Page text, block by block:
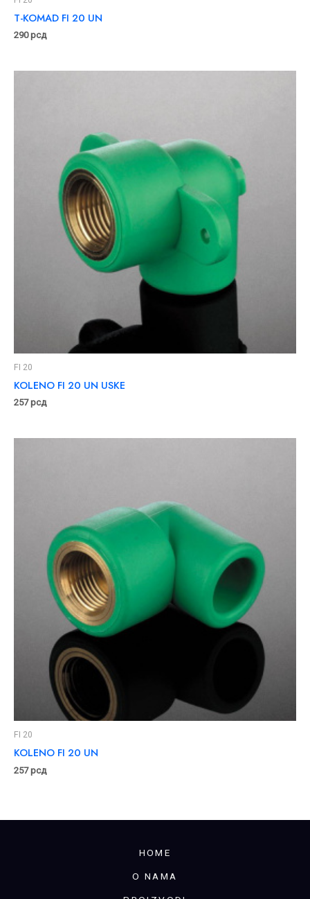
T-KOMAD FI 20 UN
290рсд
FI 20
KOLENO FI 20 UN USKE
257рсд
FI 20
KOLENO FI 20 UN
257рсд
HOME
O NAMA